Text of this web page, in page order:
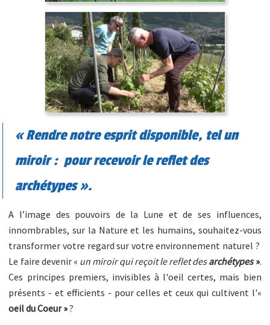
« Rendre notre esprit disponible, tel un
miroir : pour recevoir le reflet des
archétypes ».
A l’image des pouvoirs de la Lune et de ses influences,
innombrables, sur la Nature et les humains, souhaitez-vous
transformer votre regard sur votre environnement naturel ?
Le faire devenir « un miroir qui reçoit le reflet desarchétypes».
Ces principes premiers, invisibles à l'oeil certes, mais bien
présents - et efficients - pour celles et ceux qui cultivent l'«
oeil du Coeur »?